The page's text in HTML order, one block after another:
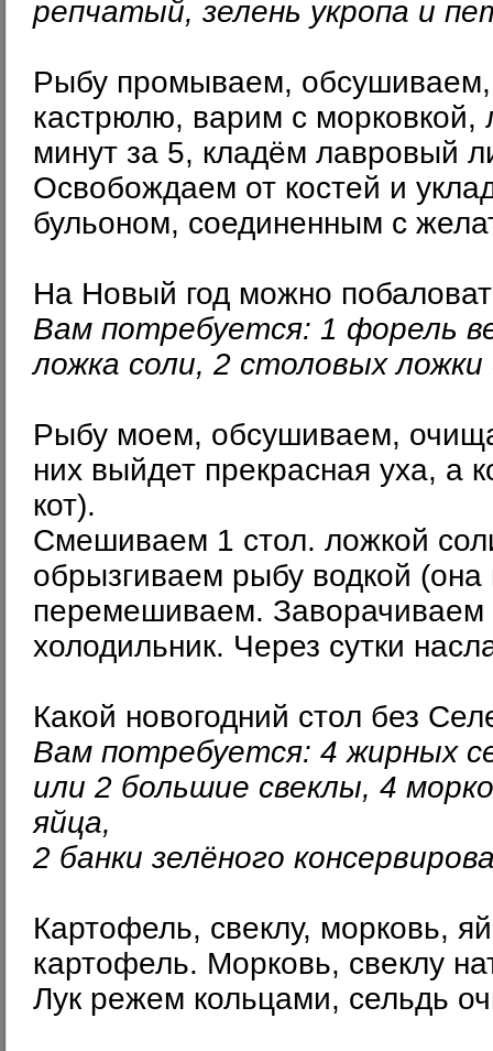
репчатый, зелень укропа и
Рыбу промываем, обсушиваем,
кастрюлю, варим с морковкой,
минут за 5, кладём лавровый
Освобождаем от костей и
бульоном, соединенным с
На Новый год можно
Вам потребуется: 1 форель
ложка соли, 2 столовых ложки
Рыбу моем, обсушиваем,
них выйдет прекрасная уха, а
кот).
Смешиваем 1 стол. ложкой
обрызгиваем рыбу водкой (она
перемешиваем. Заворачиваем
холодильник. Через сутки
Какой новогодний стол без
Вам потребуется: 4 жирных
или 2 большие свеклы, 4
яйца,
2 банки зелёного
Картофель, свеклу, морковь,
картофель. Морковь, свеклу
Лук режем кольцами, сельдь